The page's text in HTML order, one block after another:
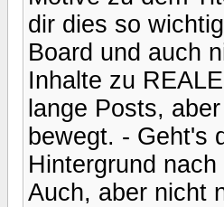
dir dies so
Board und auch
Inhalte zu
lange Posts,
bewegt. - Geht's
Hintergrund
Auch, aber nicht